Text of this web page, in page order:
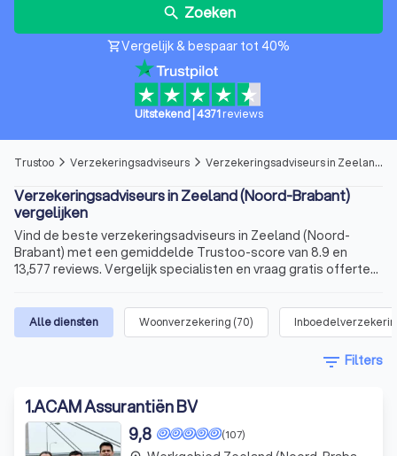
search Zoeken
shopping_cartVergelijk & bespaar tot 40%
Uitstekend| 4371 reviews
Trustoo arrow_forward_ios Verzekeringsadviseurs arrow_forward_ios Verzekeringsadviseurs in Zeeland (Noord-Brabant)
Verzekeringsadviseurs in Zeeland (Noord-Brabant)
vergelijken
Vind de beste verzekeringsadviseurs in Zeeland (Noord-
Brabant) met een gemiddelde Trustoo-score van 8.9 en
13,577 reviews. Vergelijk specialisten en vraag gratis offertes
Alle diensten Woonverzekering (70)
filter_list Filters
1.ACAM Assurantiën BV
(107)
9,8